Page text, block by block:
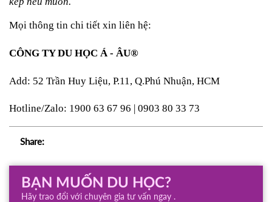
Mọi thông tin chi tiết xin liên hệ:
CÔNG TY DU HỌC Á - ÂU®
Add: 52 Trần Huy Liệu, P.11, Q.Phú Nhuận, HCM
Hotline/Zalo: 1900 63 67 96 | 0903 80 33 73
Share:
BẠN MUỐN DU HỌC?
Hãy trao đổi với chuyên gia tư vấn ngay .